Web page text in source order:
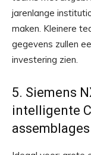
jarenlange
maken. Kleinere
gegevens zullen
investering zien.
5. Siemens
intelligente
assemblages